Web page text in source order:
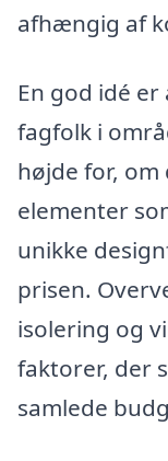
afhængig af
En god idé
fagfolk i
højde for,
elementer
unikke
prisen.
isolering og
faktorer, der
samlede